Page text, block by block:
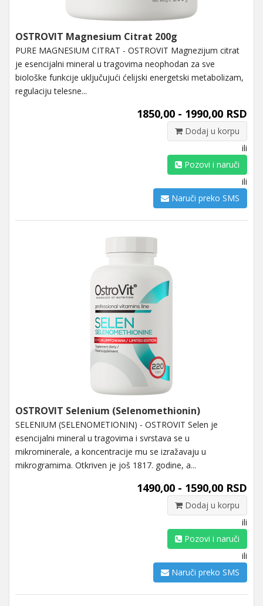
OSTROVIT Magnesium Citrat 200g
PURE MAGNESIUM CITRAT - OSTROVIT Magnezijum citrat
je esencijalni mineral u tragovima neophodan za sve
biološke funkcije uključujući ćelijski energetski metabolizam,
regulaciju telesne...
1850,00 - 1990,00 RSD
Dodaj u korpu
ili
Pozovi i naruči
ili
Naruči preko SMS
OSTROVIT Selenium (Selenomethionin)
SELENIUM (SELENOMETIONIN) - OSTROVIT Selen je
esencijalni mineral u tragovima i svrstava se u
mikrominerale, a koncentracije mu se izražavaju u
mikrogramima. Otkriven je još 1817. godine, a...
1490,00 - 1590,00 RSD
Dodaj u korpu
ili
Pozovi i naruči
ili
Naruči preko SMS